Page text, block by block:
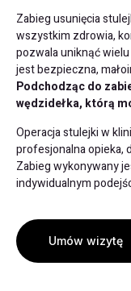
Zabieg usunięcia
wszystkim zdrowia,
pozwala uniknąć
jest bezpieczna,
Podchodząc do
wędzidełka, którą
Operacja stulejki w
profesjonalna opieka,
Zabieg wykonywany
indywidualnym
Umów wizytę